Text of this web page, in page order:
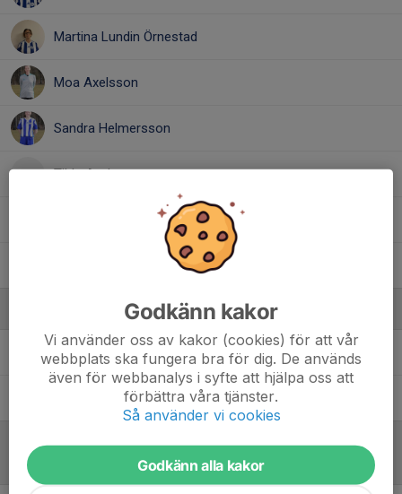
Martina Lundin Örnestad
Moa Axelsson
Sandra Helmersson
Tilda Axelsson
Linus CarlssonTränare
Mikael AnderssonTränare
Referat
Godkänn kakor
Vi använder oss av kakor (cookies) för att vår
webbplats ska fungera bra för dig. De används
även för webbanalys i syfte att hjälpa oss att
förbättra våra tjänster.
Så använder vi cookies
Godkänn alla kakor